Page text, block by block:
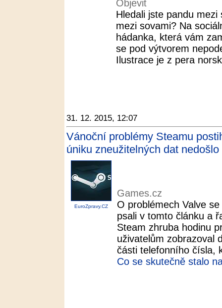
Objevit
Hledali jste pandu
mezi sovami? Na
hádanka, která vám
se pod výtvorem
Ilustrace je z pera
31. 12. 2015, 12:07
Vánoční problémy Steamu
úniku zneužitelných dat
EuroZpravy.CZ
Games.cz
O problémech Valve
psali v tomto článku a
Steam zhruba hodinu
uživatelům zobrazoval
části telefonního čísla,
Co se skutečně stalo